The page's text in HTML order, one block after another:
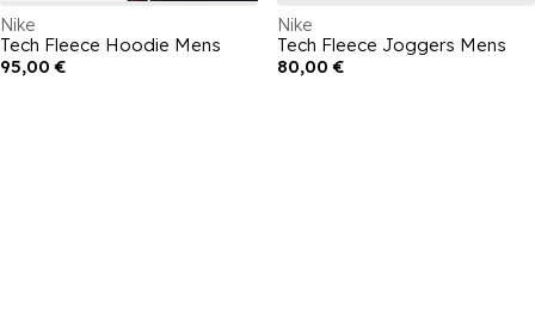
Nike
Tech Fleece Hoodie Mens
95,00 €
Nike
Tech Fleece Joggers Mens
80,00 €